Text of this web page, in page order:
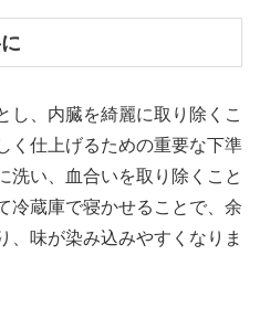
し、内臓を綺麗に取り除くこ
く仕上げるための重要な下準
洗い、血合いを取り除くこと
冷蔵庫で寝かせることで、余
、味が染み込みやすくなりま